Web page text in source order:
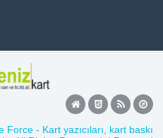
Force - Kart yazıcıları, kart baskı